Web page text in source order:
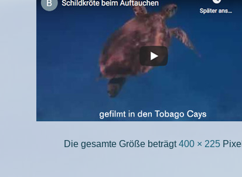
Die gesamte Größe beträgt400 × 225Pixel